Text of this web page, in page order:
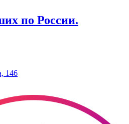
по России.
146